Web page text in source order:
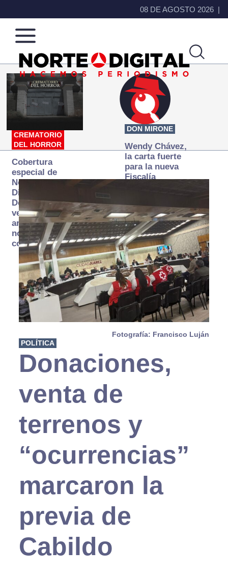
08 DE AGOSTO 2026
Norte
de
Ciudad
Más
que
noticias,
hacemos periodismo
CREMATORIO
DEL HORROR
Cobertura
especial de
Norte
Digital:
Donde la
verdad
arde… pero
no se
consume
DON MIRONE
Wendy Chávez,
la carta fuerte
para la nueva
Fiscalía
Fotografía: Francisco Luján
POLÍTICA
Donaciones,
venta de
terrenos y
“ocurrencias”
marcaron la
previa de
Cabildo